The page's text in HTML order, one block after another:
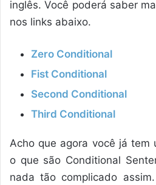
inglês. Você poderá saber
nos links abaixo.
Zero Conditional
Fist Conditional
Second Conditional
Third Conditional
Acho que agora você já tem
o que são Conditional
nada tão complicado